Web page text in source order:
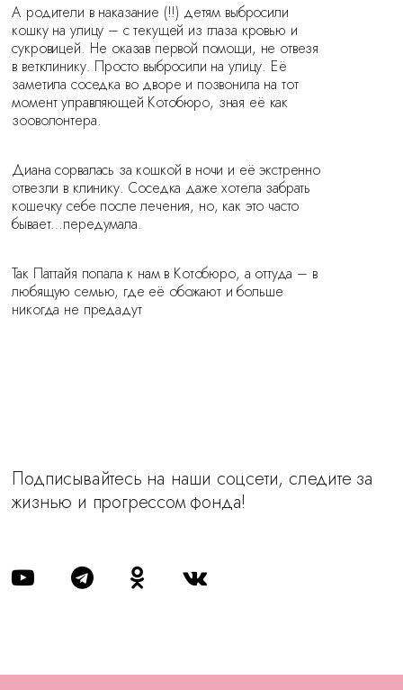
А родители в наказание (!!) детям выбросили
кошку на улицу – с текущей из глаза кровью и
сукровицей. Не оказав первой помощи, не отвезя
в ветклинику. Просто выбросили на улицу. Её
заметила соседка во дворе и позвонила на тот
момент управляющей Котобюро, зная её как
зооволонтера.
Диана сорвалась за кошкой в ночи и её экстренно
отвезли в клинику. Соседка даже хотела забрать
кошечку себе после лечения, но, как это часто
бывает…передумала.
Так Паттайя попала к нам в Котобюро, а оттуда – в
любящую семью, где её обожают и больше
никогда не предадут
Подписывайтесь на наши соцсети, следите за
жизнью и прогрессом фонда!